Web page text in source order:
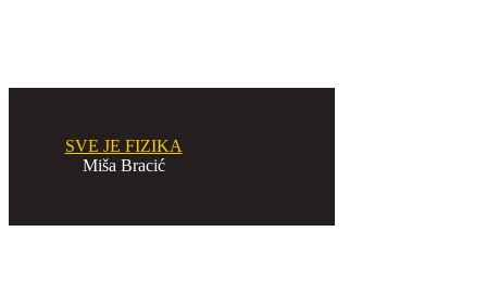
SVE JE FIZIKA
Miša Bracić